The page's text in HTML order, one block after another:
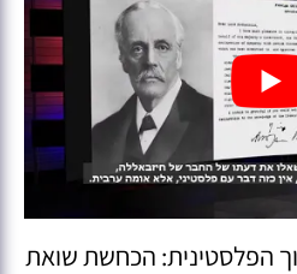
הפלסטינית: הכחשת שואת